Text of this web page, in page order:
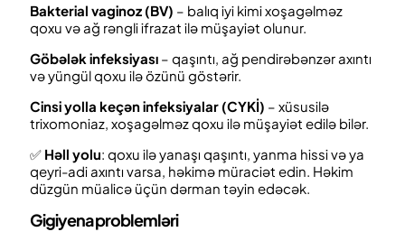
Bakterial vaginoz (BV) – balıq iyi kimi xoşagəlməz
qoxu və ağ rəngli ifrazat ilə müşayiət olunur.
Göbələk infeksiyası – qaşıntı, ağ pendirəbənzər axıntı
və yüngül qoxu ilə özünü göstərir.
Cinsi yolla keçən infeksiyalar (CYKİ) – xüsusilə
trixomoniaz, xoşagəlməz qoxu ilə müşayiət edilə bilər.
✅ Həll yolu: qoxu ilə yanaşı qaşıntı, yanma hissi və ya
qeyri-adi axıntı varsa, həkimə müraciət edin. Həkim
düzgün müalicə üçün dərman təyin edəcək.
Gigiyena problemləri